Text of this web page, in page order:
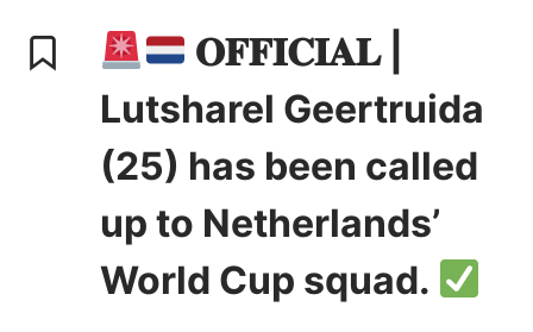
𝐎𝐅𝐅𝐈𝐂𝐈𝐀𝐋 |
Lutsharel Geertruida
(25) has been called
up to Netherlands’
World Cup squad.